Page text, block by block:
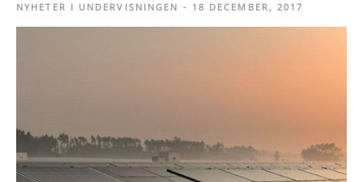
NYHETER I UNDERVISNINGEN - 18 DECEMBER, 2017